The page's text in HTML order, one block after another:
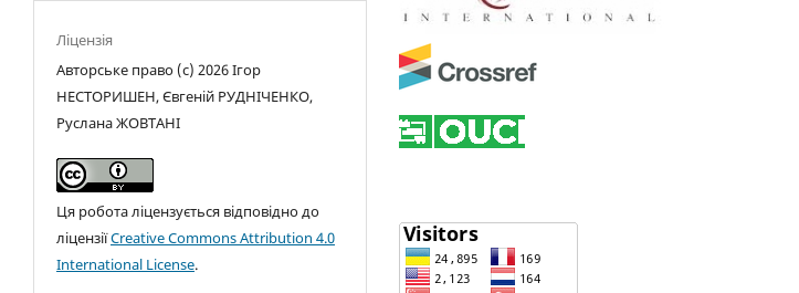
Ліцензія
Авторське право (c) 2026 Ігор
НЕСТОРИШЕН, Євгеній РУДНІЧЕНКО,
Руслана ЖОВТАНІ
Ця робота ліцензується відповідно до
ліцензіїCreative Commons Attribution 4.0
International License.